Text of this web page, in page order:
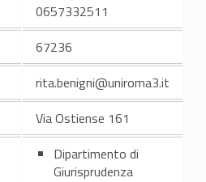
0657332511
67236
rita.benigni@uniroma3.it
Via Ostiense 161
Dipartimento di
Giurisprudenza